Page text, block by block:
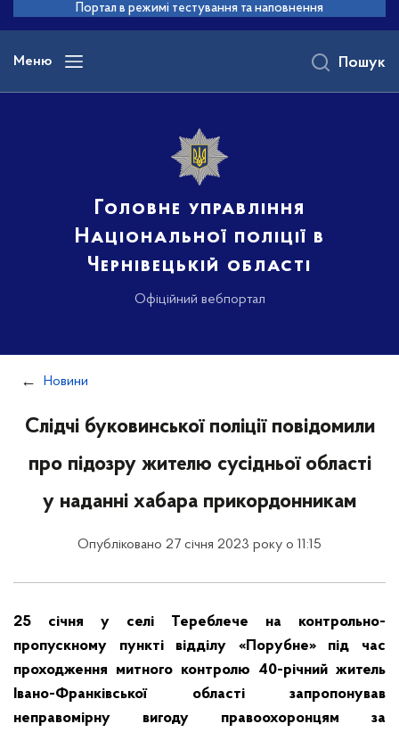
основного
вмісту
Портал в режимі тестування та наповнення
Меню
Головне управління
Національної поліції в
Чернівецькій області
Офіційний вебпортал
Пошук
Новини
Слідчі буковинської поліції повідомили
про підозру жителю сусідньої області
у наданні хабара прикордонникам
Опубліковано 27 січня 2023 року о 11:15
25 січня у селі Тереблече на контрольно-
пропускному пункті відділу «Порубне» під час
проходження митного контролю 40-річний житель
Івано-Франківської області запропонував
неправомірну вигоду правоохоронцям за